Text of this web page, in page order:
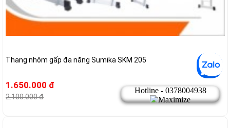
Thang nhôm gấp đa năng Sumika SKM 205
1.650.000 đ
2.100.000 đ